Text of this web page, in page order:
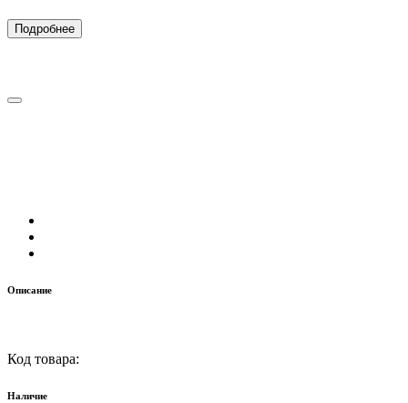
Подробнее
Описание
Код товара:
Наличие